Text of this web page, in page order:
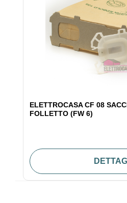
ELETTROCASA CF 08
FOLLETTO (FW 6)